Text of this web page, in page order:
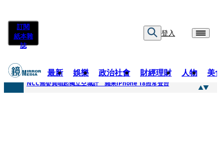
訂閱
紙本雜
誌
登入
最新 娛樂 政治社會 財經理財 人物 美
快訊
NCC無委員唱起獨立空城計 蘋果iPhone 18照常登台